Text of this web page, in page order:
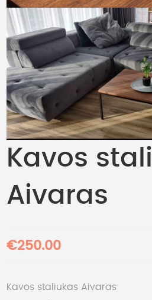
Kavos
Aivaras
€250.00
Kavos staliukas Aivaras